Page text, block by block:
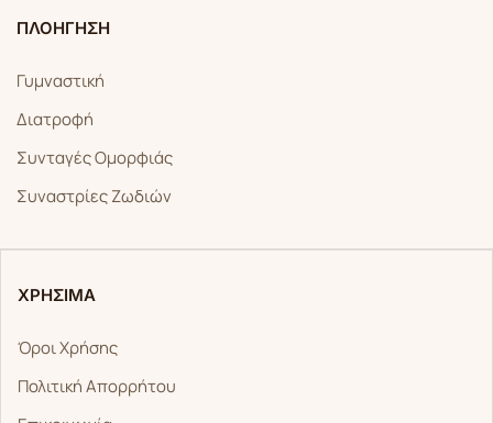
ΠΛΟΗΓΗΣΗ
Γυμναστική
Διατροφή
Συνταγές Ομορφιάς
Συναστρίες Ζωδιών
ΧΡΗΣΙΜΑ
Όροι Χρήσης
Πολιτική Απορρήτου